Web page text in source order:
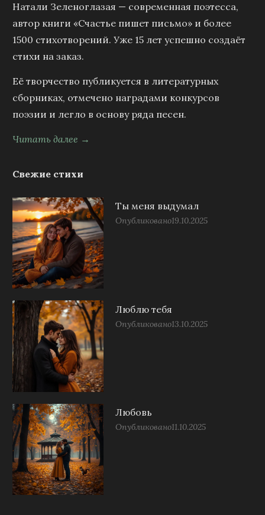
Натали Зеленоглазая — современная поэтесса,
автор книги «Счастье пишет письмо» и более
1500 стихотворений. Уже 15 лет успешно создаёт
стихи на заказ.
Её творчество публикуется в литературных
сборниках, отмечено наградами конкурсов
поэзии и легло в основу ряда песен.
Читать далее →
Свежие стихи
Ты меня выдумал
Опубликовано19.10.2025
Люблю тебя
Опубликовано13.10.2025
Любовь
Опубликовано11.10.2025